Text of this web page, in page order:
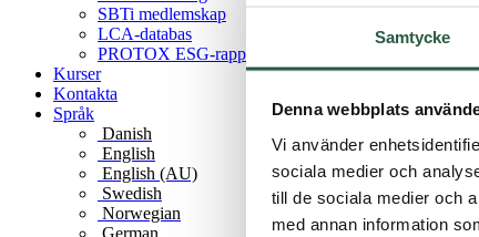
Samtycke
Denna webbplats
Vi använder
sociala medier och
till de sociala medier och
med annan information
SBTi medlemskap
LCA-databas
PROTOX ESG-rapport
Kurser
Kontakta
Språk
Danish
English
English (AU)
Swedish
Norwegian
German